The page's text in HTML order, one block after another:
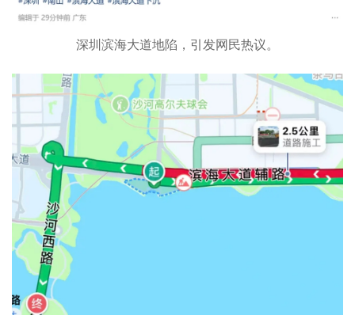
深圳滨海大道地陷，引发网民热议。